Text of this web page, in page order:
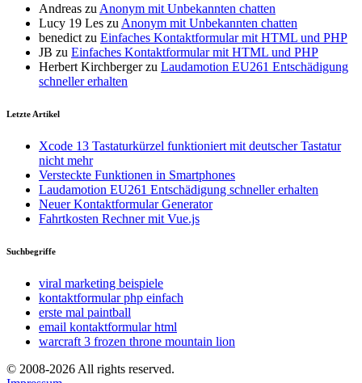
Andreas zu Anonym mit Unbekannten chatten
Lucy 19 Les zu Anonym mit Unbekannten chatten
benedict zu Einfaches Kontaktformular mit HTML und PHP
JB zu Einfaches Kontaktformular mit HTML und PHP
Herbert Kirchbergerzu Laudamotion EU261 Entschädigung
schneller erhalten
Letzte Artikel
Xcode 13 Tastaturkürzel funktioniert mit deutscher Tastatur
nicht mehr
Versteckte Funktionen in Smartphones
Laudamotion EU261 Entschädigung schneller erhalten
Neuer Kontaktformular Generator
Fahrtkosten Rechner mit Vue.js
Suchbegriffe
viral marketing beispiele
kontaktformular php einfach
erste mal paintball
email kontaktformular html
warcraft 3 frozen throne mountain lion
© 2008-2026 All rights reserved.